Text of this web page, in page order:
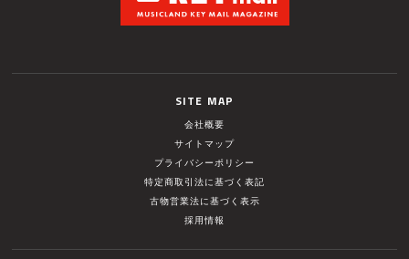
SITE MAP
会社概要
サイトマップ
プライバシーポリシー
特定商取引法に基づく表記
古物営業法に基づく表示
採用情報